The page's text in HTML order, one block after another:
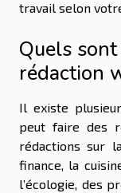
travail selon
Quels
rédaction
Il existe
peut faire des
rédactions sur
finance, la
l’écologie, des